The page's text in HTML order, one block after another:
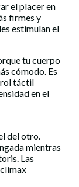
el placer en
firmes y
estimulan el
tu cuerpo
cómodo. Es
táctil
en el
del otro.
mientras
Las